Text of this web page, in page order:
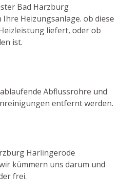
Bad Harzburg
Heizungsanlage. ob diese
liefert, oder ob
ist.
Abflussrohre und
entfernt werden.
Harlingerode
kümmern uns darum und
frei.